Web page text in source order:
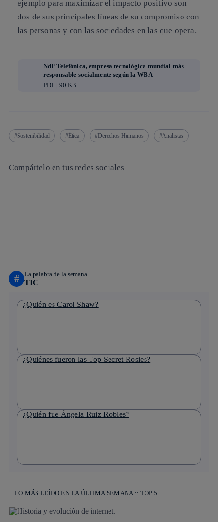
ejemplo para maximizar el impacto positivo son
dos de sus principales líneas de su compromiso con
las personas y con las sociedades en las que opera.
NdP Telefónica, empresa tecnológica mundial más
responsable socialmente según la WBA
PDF | 90 KB
Sostenibilidad Ética Derechos Humanos Analistas
Compártelo en tus redes sociales
# La palabra de la semana
TIC
¿Quién es Carol Shaw?
¿Quiénes fueron las Top Secret Rosies?
¿Quién fue Ángela Ruiz Robles?
LO MÁS LEÍDO EN LA ÚLTIMA SEMANA :: TOP 5